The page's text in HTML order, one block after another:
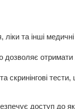
та інші
отримати
скринінгові
доступ до